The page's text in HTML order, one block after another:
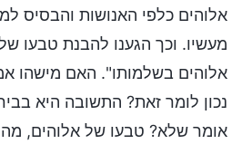
אלוהים כלפי האנושות והבסיס
מעשיו. וכך הגענו להבנת טבעו
אלוהים בשלמותו". האם מישהו
נכון לומר זאת? התשובה היא
אומר שלא? טבעו של אלוהים, מה